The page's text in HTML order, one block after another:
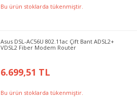
Bu ürün stoklarda tükenmiştir.
Asus DSL-AC56U 802.11ac Çift Bant ADSL2+
VDSL2 Fiber Modem Router
6.699,51 TL
Bu ürün stoklarda tükenmiştir.